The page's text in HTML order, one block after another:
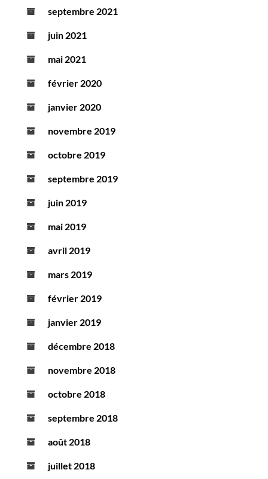
septembre 2021
juin 2021
mai 2021
février 2020
janvier 2020
novembre 2019
octobre 2019
septembre 2019
juin 2019
mai 2019
avril 2019
mars 2019
février 2019
janvier 2019
décembre 2018
novembre 2018
octobre 2018
septembre 2018
août 2018
juillet 2018